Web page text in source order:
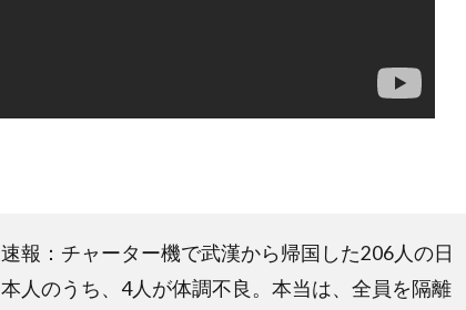
速報：チャーター機で武漢から帰国した206人の日
本人のうち、4人が体調不良。本当は、全員を隔離